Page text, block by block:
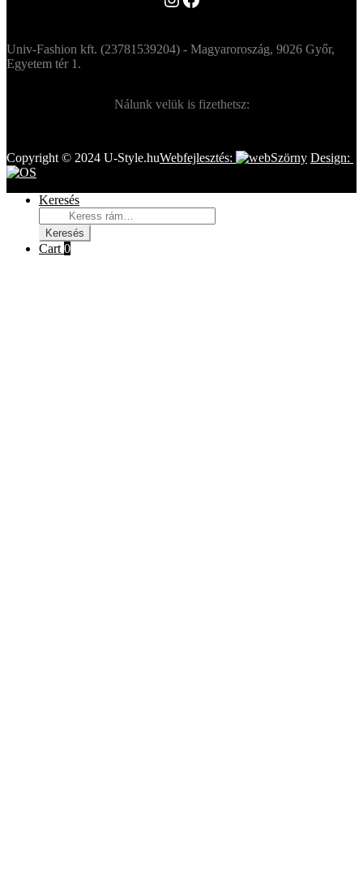
Univ-Fashion kft. (23781539204) - Magyaroroszág, 9026 Győr,
Egyetem tér 1.
Nálunk velük is fizethetsz:
Copyright © 2024 U-Style.huWebfejlesztés: Design:
Keresés
Keresés
a
következőre:
Keresés
Cart0